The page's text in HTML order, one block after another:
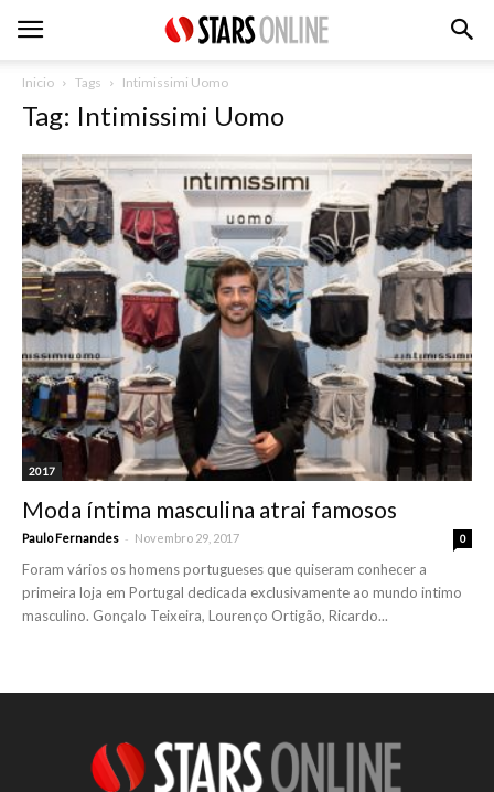
Inicio Tags Intimissimi Uomo
Tag: Intimissimi Uomo
2017
Moda íntima masculina atrai famosos
Paulo Fernandes - Novembro 29, 2017 0
Foram vários os homens portugueses que quiseram conhecer a
primeira loja em Portugal dedicada exclusivamente ao mundo intimo
masculino. Gonçalo Teixeira, Lourenço Ortigão, Ricardo...